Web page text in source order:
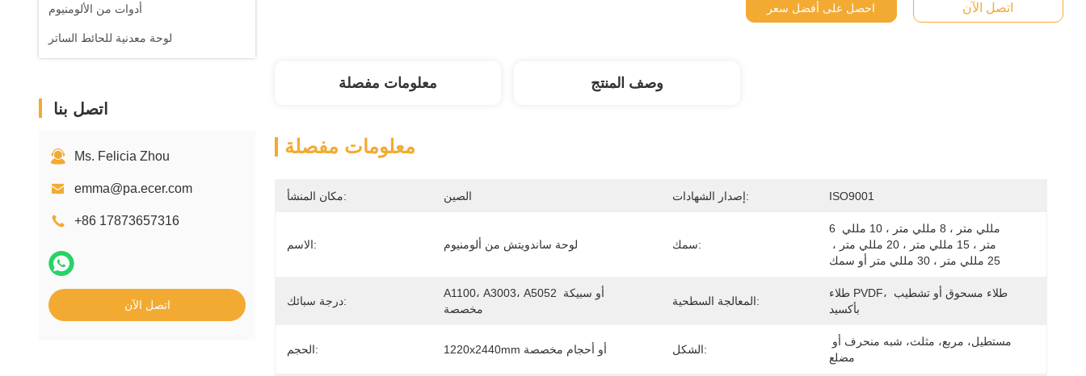
أدوات من الألومنيوم
لوحة معدنية للحائط الساتر
اتصل بنا
Ms. Felicia Zhou
emma@pa.ecer.com
+86 17873657316
اتصل الآن
احصل على أفضل سعر اتصل الآن
معلومات مفصلة وصف المنتج
معلومات مفصلة
مكان المنشأ: الصين إصدار الشهادات: ISO9001
الاسم: لوحة ساندويتش من ألومنيوم سمك:
6 مللي متر ، 8 مللي متر ، 10 مللي
25 مللي متر ، 30 مللي متر أو سمك
درجة سبائك:
A1100، A3003، A5052 أو سبيكة
مخصصة
المعالجة السطحية:
طلاء PVDF، طلاء مسحوق أو تشطيب
بأكسيد
الحجم: 1220x2440mm أو أحجام مخصصة الشكل:
مضلع